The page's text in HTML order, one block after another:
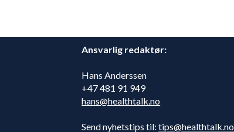
Ansvarlig redaktør:
Hans Anderssen
+47 481 91 949
hans@healthtalk.no
Send nyhetstips til:tips@healthtalk.no